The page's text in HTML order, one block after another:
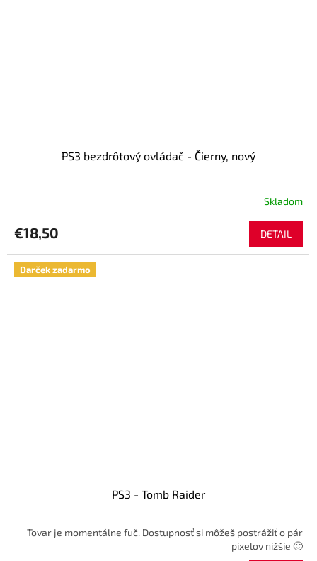
PS3 bezdrôtový ovládač - Čierny, nový
produktu
je
5,0
Skladom
€18,50 DETAIL
Darček zadarmo
PS3 - Tomb Raider
Tovar je momentálne fuč. Dostupnosť si môžeš postrážiť o pár
pixelov nižšie 🙂